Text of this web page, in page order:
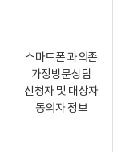
스마트폰 과의존
가정방문상담
신청자 및 대상자
동의자 정보